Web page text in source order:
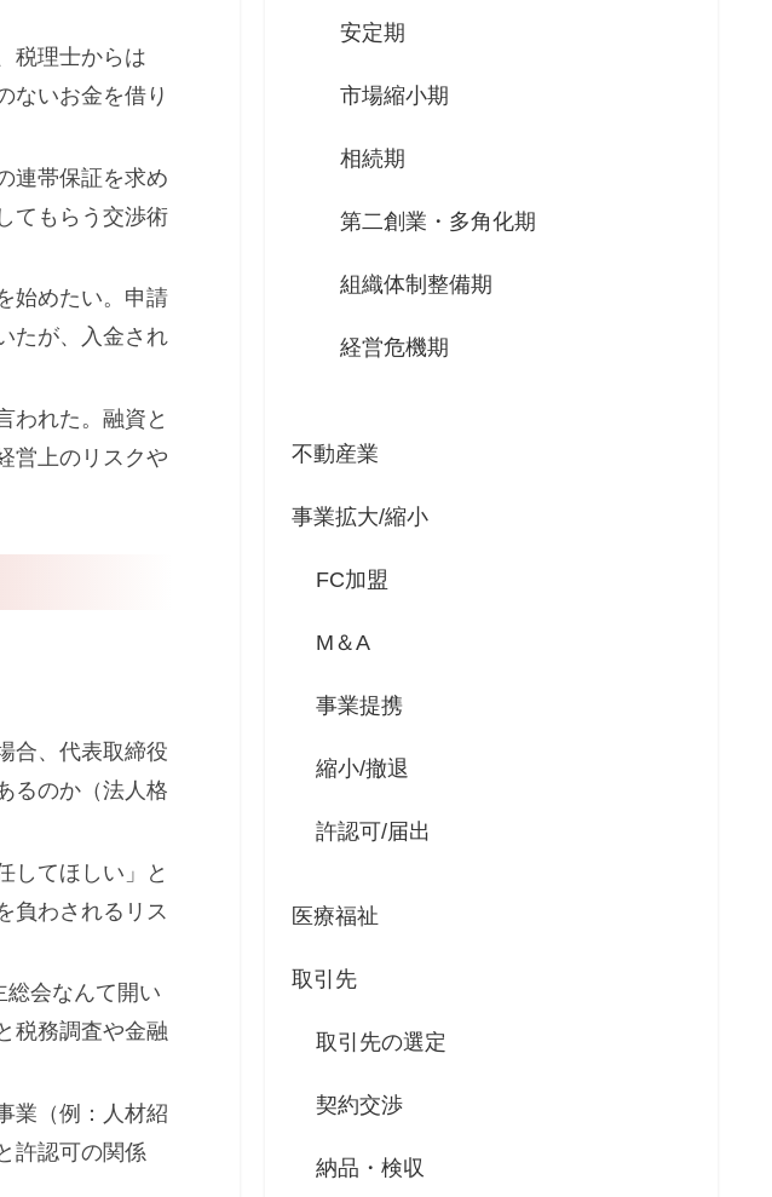
税理士からは
ないお金を借り
連帯保証を求め
てもらう交渉術
始めたい。申請
たが、入金され
われた。融資と
営上のリスクや
合、代表取締役
るのか（法人格
してほしい」と
負わされるリス
総会なんて開い
税務調査や金融
業（例：人材紹
許認可の関係
安定期
市場縮小期
相続期
第二創業・多角化期
組織体制整備期
経営危機期
不動産業
事業拡大/縮小
FC加盟
M＆A
事業提携
縮小/撤退
許認可/届出
医療福祉
取引先
取引先の選定
契約交渉
納品・検収